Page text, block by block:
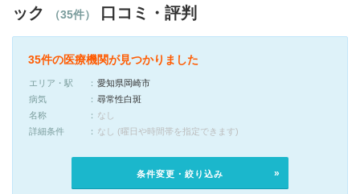
ック
（35件） 口コミ・評判
35件の医療機関が見つかりました
エリア・駅
愛知県岡崎市
病気
尋常性白斑
名称
なし
詳細条件
なし (曜日や時間帯を指定できます)
条件変更・絞り込み